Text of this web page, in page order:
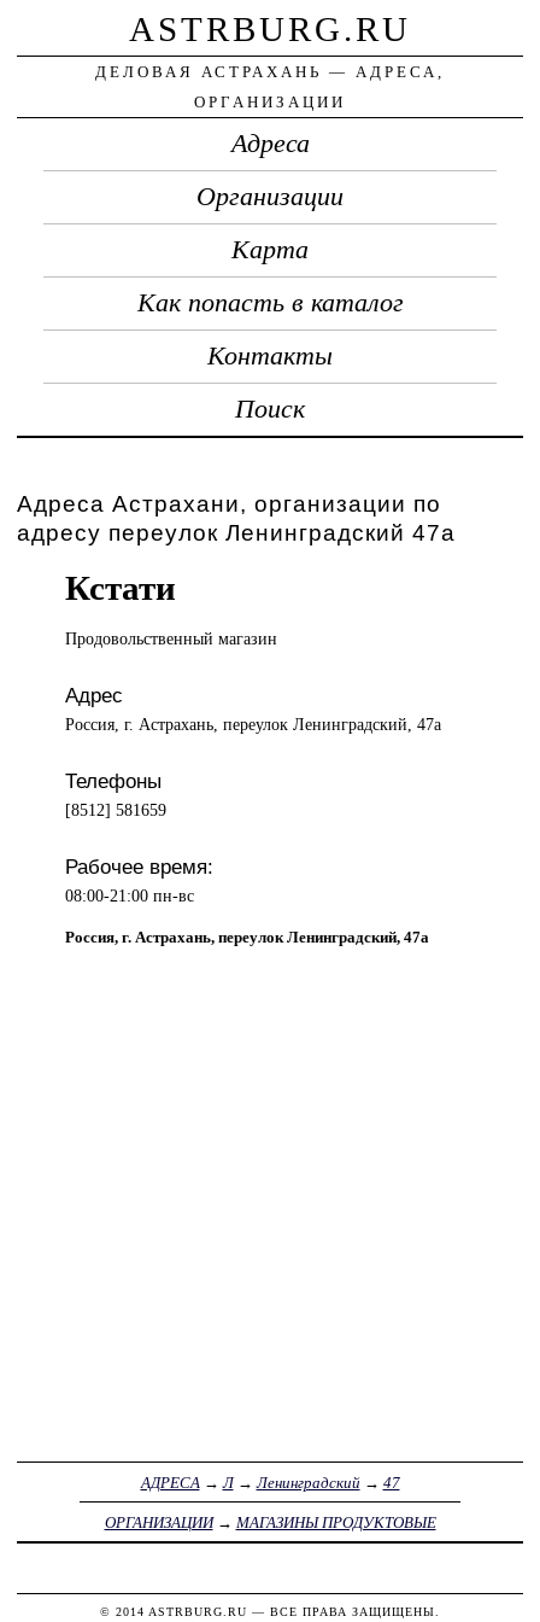
ASTRBURG.RU
ДЕЛОВАЯ АСТРАХАНЬ — АДРЕСА,
ОРГАНИЗАЦИИ
Адреса
Организации
Карта
Как попасть в каталог
Контакты
Поиск
Адреса Астрахани, организации по
адресу переулок Ленинградский 47а
Кстати
Продовольственный магазин
Адрес
Россия, г. Астрахань, переулок Ленинградский, 47а
Телефоны
[8512] 581659
Рабочее время:
08:00-21:00 пн-вс
Россия, г. Астрахань, переулок Ленинградский, 47а
АДРЕСА →Л→Ленинградский→ 47
ОРГАНИЗАЦИИ→ МАГАЗИНЫ ПРОДУКТОВЫЕ
© 2014 ASTRBURG.RU — ВСЕ ПРАВА ЗАЩИЩЕНЫ.